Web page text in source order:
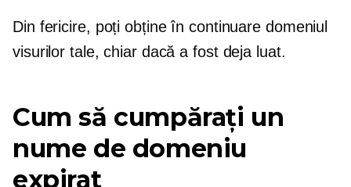
Din fericire, poți obține în continuare domeniul
visurilor tale, chiar dacă a fost deja luat.
Cum să cumpărați un
nume de domeniu
expirat